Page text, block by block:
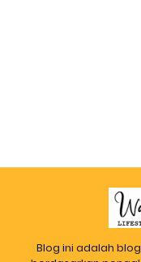
Blog ini adalah